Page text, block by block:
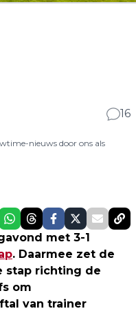
16
nieuws door ons als
met 3-1
. Daarmee zet de
stap richting de
om
van trainer